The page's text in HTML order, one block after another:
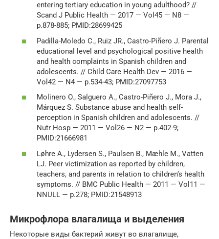
entering tertiary education in young adulthood? //
Scand J Public Health — 2017 — Vol45 — N8 —
p.878-885; PMID:28699425
Padilla-Moledo C., Ruiz JR., Castro-Piñero J. Parental
educational level and psychological positive health
and health complaints in Spanish children and
adolescents. // Child Care Health Dev — 2016 —
Vol42 — N4 — p.534-43; PMID:27097753
Molinero O., Salguero A., Castro-Piñero J., Mora J.,
Márquez S. Substance abuse and health self-
perception in Spanish children and adolescents. //
Nutr Hosp — 2011 — Vol26 — N2 — p.402-9;
PMID:21666981
Løhre A., Lydersen S., Paulsen B., Mæhle M., Vatten
LJ. Peer victimization as reported by children,
teachers, and parents in relation to children’s health
symptoms. // BMC Public Health — 2011 — Vol11 —
NNULL — p.278; PMID:21548913
Микрофлора влагалища и выделения
Некоторые виды бактерий живут во влагалище,